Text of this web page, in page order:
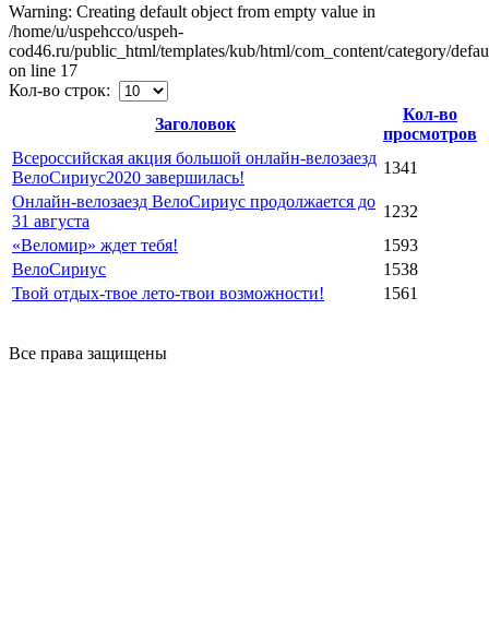
Warning: Creating default object from empty value in
/home/u/uspehcco/uspeh-
cod46.ru/public_html/templates/kub/html/com_content/category/
on line 17
Кол-во строк:
Заголовок
Кол-во
просмотров
Всероссийская акция большой онлайн-велозаезд
ВелоСириус2020 завершилась!
1341
Онлайн-велозаезд ВелоСириус продолжается до
31 августа
1232
«Веломир» ждет тебя!
1593
ВелоСириус
1538
Твой отдых-твое лето-твои возможности!
1561
Все права защищены